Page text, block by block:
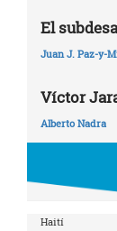
El
Juan J. Paz-y-
Víctor
Alberto Nadra
Haití